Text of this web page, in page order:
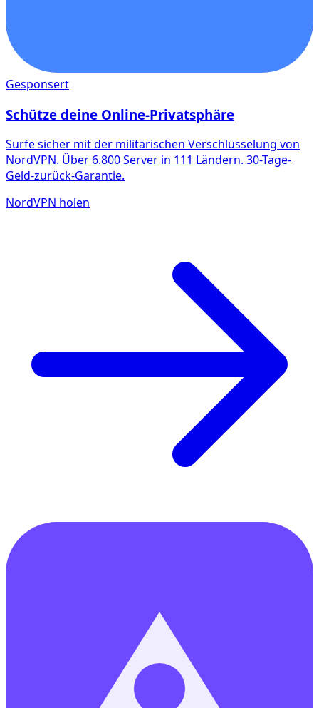
Gesponsert
Schütze deine Online-Privatsphäre
Surfe sicher mit der militärischen Verschlüsselung von
NordVPN. Über 6.800 Server in 111 Ländern. 30-Tage-
Geld-zurück-Garantie.
NordVPN holen